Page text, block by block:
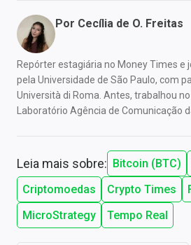
Por Cecília de O. Freitas
Repórter estagiária no Money Times
pela Universidade de São Paulo, com
Università di Roma. Antes, trabalhou no
Laboratório Agência de Comunicação
Leia mais sobre: Bitcoin (BTC)
Criptomoedas
Crypto Times
MicroStrategy
Tempo Real